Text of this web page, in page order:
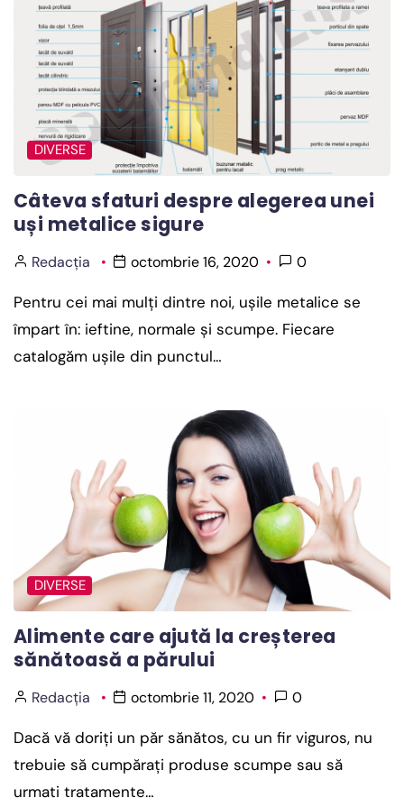
DIVERSE
Câteva sfaturi despre alegerea unei
uși metalice sigure
Redacția octombrie 16, 2020 0
Pentru cei mai mulți dintre noi, ușile metalice se
împart în: ieftine, normale și scumpe. Fiecare
catalogăm ușile din punctul…
DIVERSE
Alimente care ajută la creșterea
sănătoasă a părului
Redacția octombrie 11, 2020 0
Dacă vă doriți un păr sănătos, cu un fir viguros, nu
trebuie să cumpărați produse scumpe sau să
urmați tratamente…